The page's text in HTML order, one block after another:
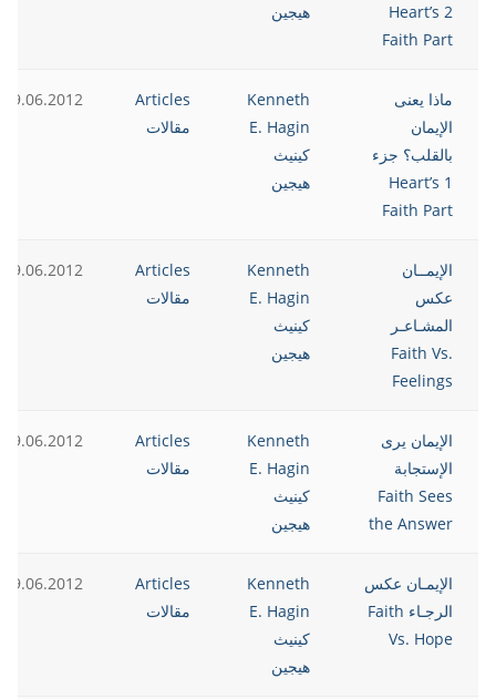
2 Heart’s
Faith Part
هيجين
ماذا يعنى
الإيمان
بالقلب؟ جزء
1 Heart’s
Faith Part
Kenneth
E. Hagin
كينيث
هيجين
Articles
مقالات
19.06.2012
الإيمــان
عكس
المشـاعـر
Faith Vs.
Feelings
Kenneth
E. Hagin
كينيث
هيجين
Articles
مقالات
19.06.2012
الإيمان يرى
الإستجابة
Faith Sees
the Answer
Kenneth
E. Hagin
كينيث
هيجين
Articles
مقالات
19.06.2012
الإيمـان عكس
الرجـاء Faith
Vs. Hope
Kenneth
E. Hagin
كينيث
هيجين
Articles
مقالات
19.06.2012